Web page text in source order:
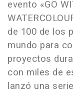
evento «GO
de 100 de los
mundo para
proyectos
con miles de
lanzó una